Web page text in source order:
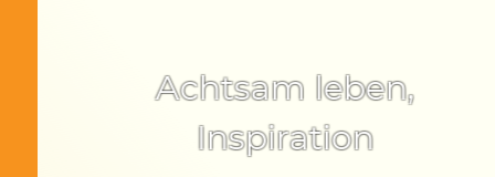
Achtsam leben,
Inspiration